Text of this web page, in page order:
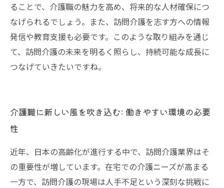
ることで、介護職の魅力を高め、将来的な人材確保につ
なげられるでしょう。また、訪問介護を志す方への情報
発信や教育支援も必要です。このような取り組みを通じ
て、訪問介護の未来を明るく照らし、持続可能な成長に
つなげていきたいですね。
介護職に新しい風を吹き込む: 働きやすい環境の必要
性
近年、日本の高齢化が進行する中で、訪問介護業界はそ
の重要性が増しています。在宅での介護ニーズが高まる
一方で、訪問介護の現場は人手不足という深刻な挑戦に